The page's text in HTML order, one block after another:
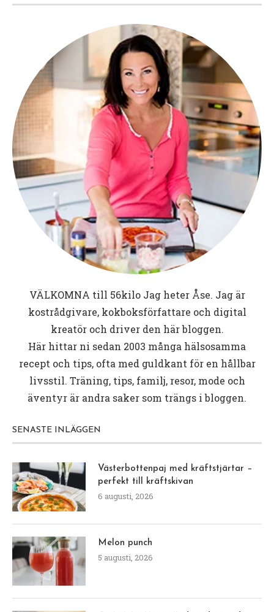
VÄLKOMNA till 56kiloJag heter Åse. Jag är
kostrådgivare, kokboksförfattare och digital
kreatör och driver den här bloggen.
Här hittar ni sedan 2003 många hälsosamma
recept och tips, ofta med guldkant för en hållbar
livsstil. Träning, tips, familj, resor, mode och
äventyr är andra saker som trängs i bloggen.
SENASTE INLÄGGEN
Västerbottenpaj med kräftstjärtar –
perfekt till kräftskivan
6 augusti, 2026
Melon punch
5 augusti, 2026